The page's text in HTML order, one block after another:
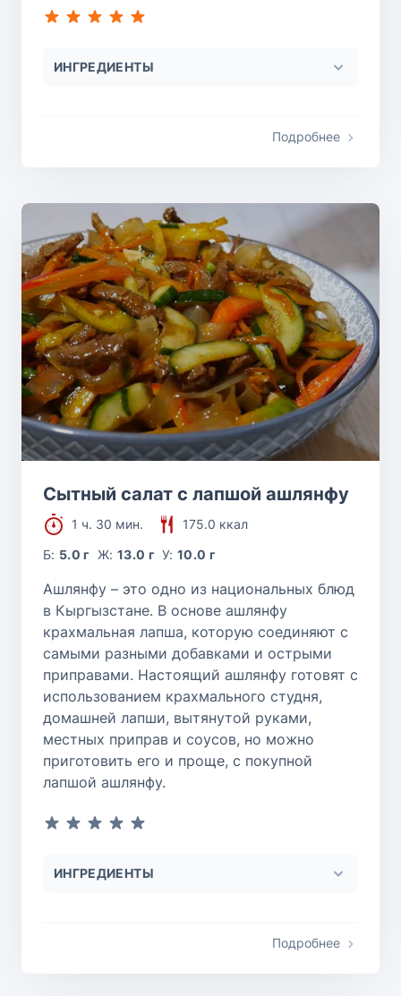
ИНГРЕДИЕНТЫ
Подробнее
Сытный салат с лапшой ашлянфу
1 ч. 30 мин.
175.0 ккал
Б: 5.0 г Ж: 13.0 г У:10.0 г
Ашлянфу – это одно из национальных блюд
в Кыргызстане. В основе ашлянфу
крахмальная лапша, которую соединяют с
самыми разными добавками и острыми
приправами. Настоящий ашлянфу готовят с
использованием крахмального студня,
домашней лапши, вытянутой руками,
местных приправ и соусов, но можно
приготовить его и проще, с покупной
лапшой ашлянфу.
ИНГРЕДИЕНТЫ
Подробнее